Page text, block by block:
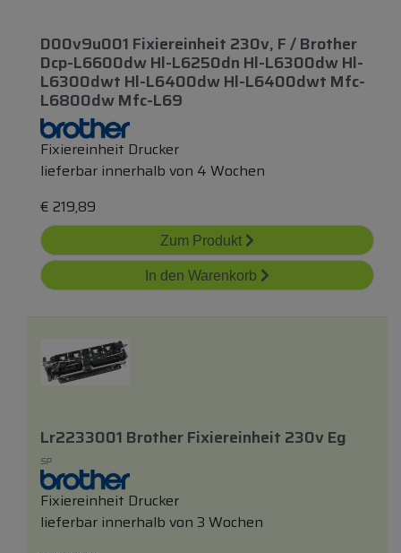
D00v9u001 Fixiereinheit 230v, F / Brother
Dcp-L6600dw Hl-L6250dn Hl-L6300dw Hl-
L6300dwt Hl-L6400dw Hl-L6400dwt Mfc-
L6800dw Mfc-L69
Fixiereinheit Drucker
lieferbar innerhalb von 4 Wochen
€ 219,89
Zum Produkt
In den Warenkorb
Lr2233001 Brother Fixiereinheit 230v Eg
SP
Fixiereinheit Drucker
lieferbar innerhalb von 3 Wochen